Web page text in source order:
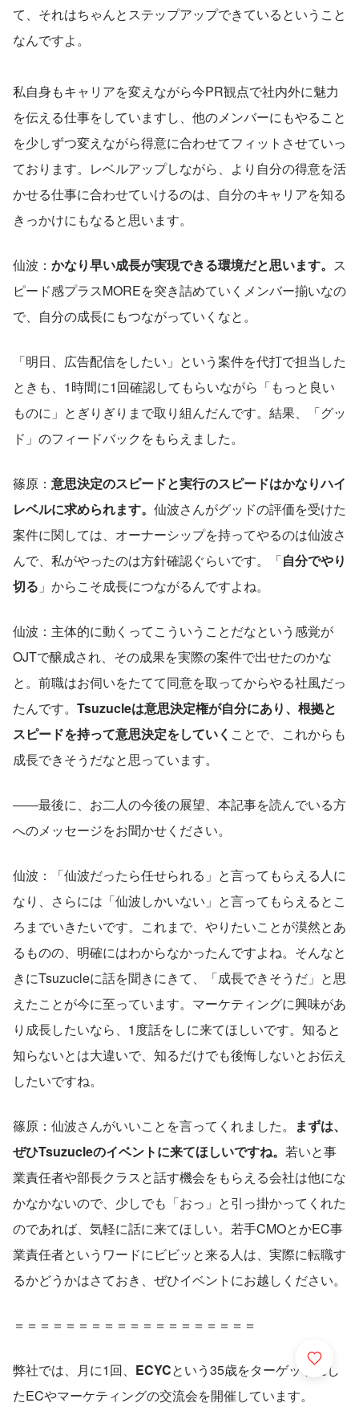
て、それはちゃんとステップアップできているということ
なんですよ。
私自身もキャリアを変えながら今PR観点で社内外に魅力
を伝える仕事をしていますし、他のメンバーにもやること
を少しずつ変えながら得意に合わせてフィットさせていっ
ております。レベルアップしながら、より自分の得意を活
かせる仕事に合わせていけるのは、自分のキャリアを知る
きっかけにもなると思います。
仙波： かなり早い成長が実現できる環境だと思います。 ス
ピード感プラスMOREを突き詰めていくメンバー揃いなの
で、自分の成長にもつながっていくなと。
「明日、広告配信をしたい」という案件を代打で担当した
ときも、1時間に1回確認してもらいながら「もっと良い
ものに」とぎりぎりまで取り組んだんです。結果、「グッ
ド」のフィードバックをもらえました。
篠原： 意思決定のスピードと実行のスピードはかなりハイ
レベルに求められます。 仙波さんがグッドの評価を受けた
案件に関しては、オーナーシップを持ってやるのは仙波さ
んで、私がやったのは方針確認ぐらいです。「自分でやり
切る 」からこそ成長につながるんですよね。
仙波：主体的に動くってこういうことだなという感覚が
OJTで醸成され、その成果を実際の案件で出せたのかな
と。前職はお伺いをたてて同意を取ってからやる社風だっ
たんです。 Tsuzucleは意思決定権が自分にあり、根拠と
スピードを持って意思決定をしていく ことで、これからも
成長できそうだなと思っています。
――最後に、お二人の今後の展望、本記事を読んでいる方
へのメッセージをお聞かせください。
仙波：「仙波だったら任せられる」と言ってもらえる人に
なり、さらには「仙波しかいない」と言ってもらえるとこ
ろまでいきたいです。これまで、やりたいことが漠然とあ
るものの、明確にはわからなかったんですよね。そんなと
きにTsuzucleに話を聞きにきて、「成長できそうだ」と思
えたことが今に至っています。マーケティングに興味があ
り成長したいなら、1度話をしに来てほしいです。知ると
知らないとは大違いで、知るだけでも後悔しないとお伝え
したいですね。
篠原：仙波さんがいいことを言ってくれました。
まずは、
ぜひTsuzucleのイベントに来てほしいですね。 若いと事
業責任者や部長クラスと話す機会をもらえる会社は他にな
かなかないので、少しでも「おっ」と引っ掛かってくれた
のであれば、気軽に話に来てほしい。若手CMOとかEC事
業責任者というワードにビビッと来る人は、実際に転職す
るかどうかはさておき、ぜひイベントにお越しください。
＝＝＝＝＝＝＝＝＝＝＝＝＝＝＝＝＝＝＝
弊社では、月に1回、 ECYCという35歳をターゲットにし
たECやマーケティングの交流会を開催しています。